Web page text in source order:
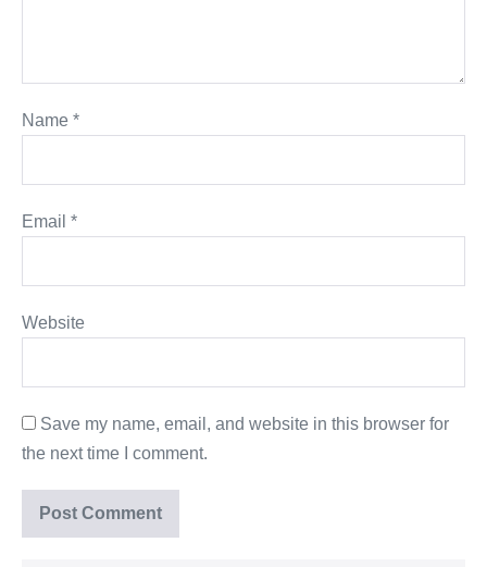
Name *
Email *
Website
Save my name, email, and website in this browser for
the next time I comment.